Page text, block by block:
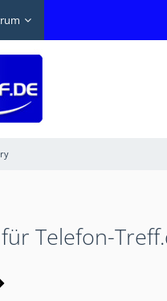
Telefon-